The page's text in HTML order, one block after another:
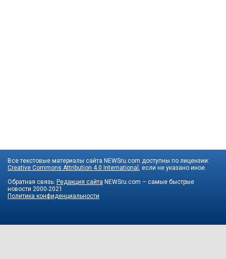
Все текстовые материалы сайта NEWSru.com доступны по лицензии:
Creative Commons Attribution 4.0 International , если не указано иное.
Обратная связь: Редакция сайта NEWSru.com – самые быстрые
новости 2000-2021
Политика конфиденциальности